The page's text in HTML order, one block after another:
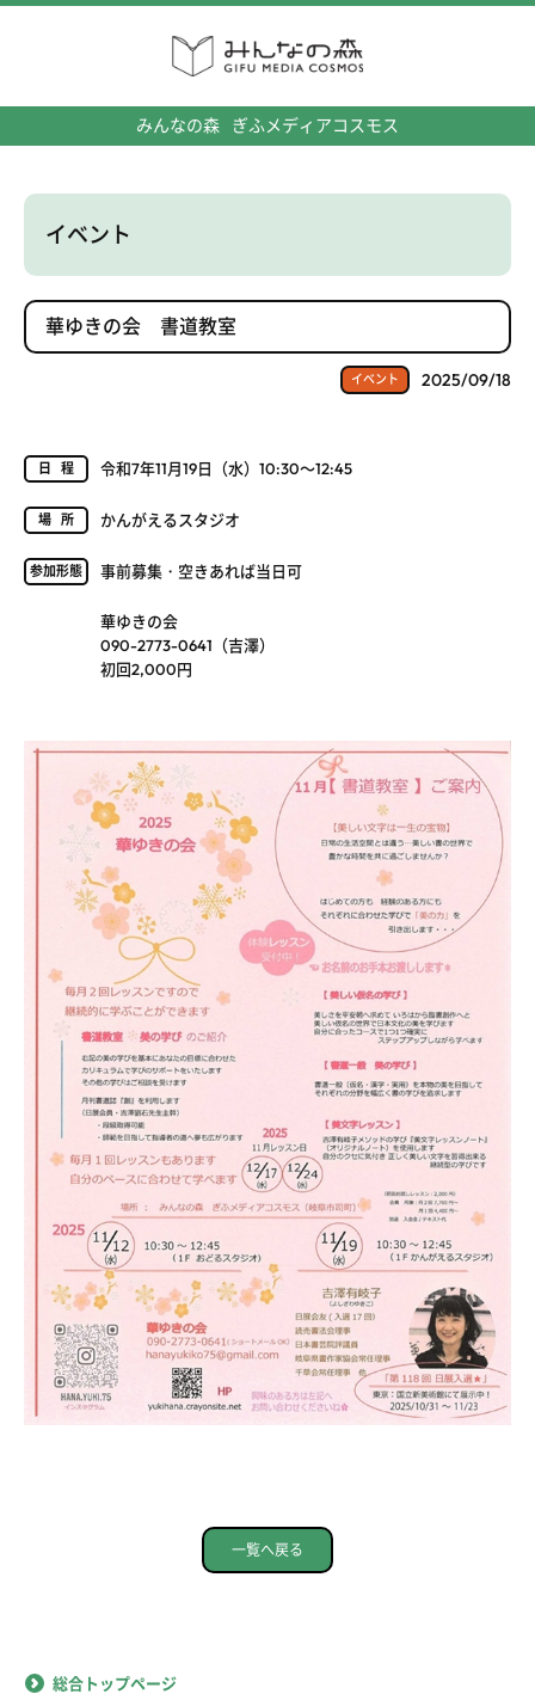
みんなの森 ぎふメディアコスモス
イベント
華ゆきの会 書道教室
イベント 2025/09/18
日程 令和7年11月19日（水）10:30～12:45
場所 かんがえるスタジオ
参加形態 事前募集・空きあれば当日可
華ゆきの会
090-2773-0641（吉澤）
初回2,000円
一覧へ戻る
総合トップページ